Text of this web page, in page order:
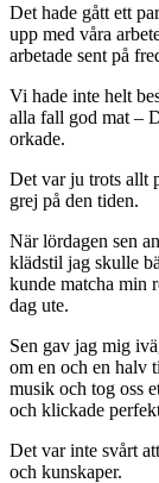
Det hade gått ett
upp med våra
arbetade sent på
Vi hade inte helt
alla fall god mat –
orkade.
Det var ju trots allt
grej på den tiden.
När lördagen sen
klädstil jag skulle
kunde matcha min
dag ute.
Sen gav jag mig
om en och en halv
musik och tog oss
och klickade
Det var inte svårt
och kunskaper.